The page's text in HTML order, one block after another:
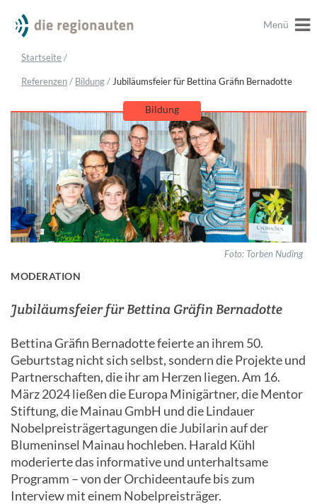
Menü
Startseite/
Referenzen/ Bildung/ Jubiläumsfeier für Bettina Gräfin Bernadotte
Bildung
Foto: Torben Nuding
MODERATION
Jubiläumsfeier für Bettina Gräfin Bernadotte
Bettina Gräfin Bernadotte feierte an ihrem 50.
Geburtstag nicht sich selbst, sondern die Projekte und
Partnerschaften, die ihr am Herzen liegen. Am 16.
März 2024 ließen die Europa Minigärtner, die Mentor
Stiftung, die Mainau GmbH und die Lindauer
Nobelpreisträgertagungen die Jubilarin auf der
Blumeninsel Mainau hochleben. Harald Kühl
moderierte das informative und unterhaltsame
Programm – von der Orchideentaufe bis zum
Interview mit einem Nobelpreisträger.